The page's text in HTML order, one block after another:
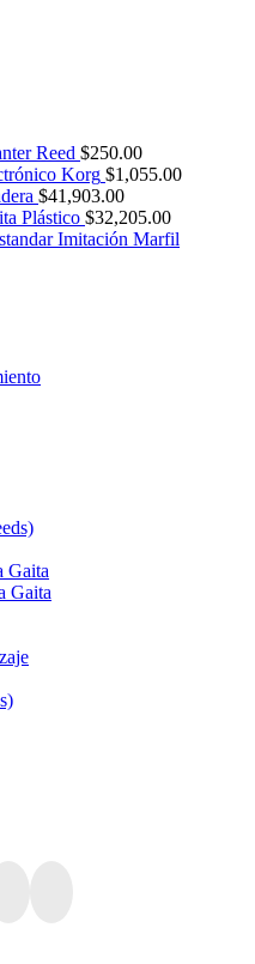
Reed $250.00
Korg $1,055.00
$41,903.00
Plástico $32,205.00
Imitación Marfil
Gaita
Gaita